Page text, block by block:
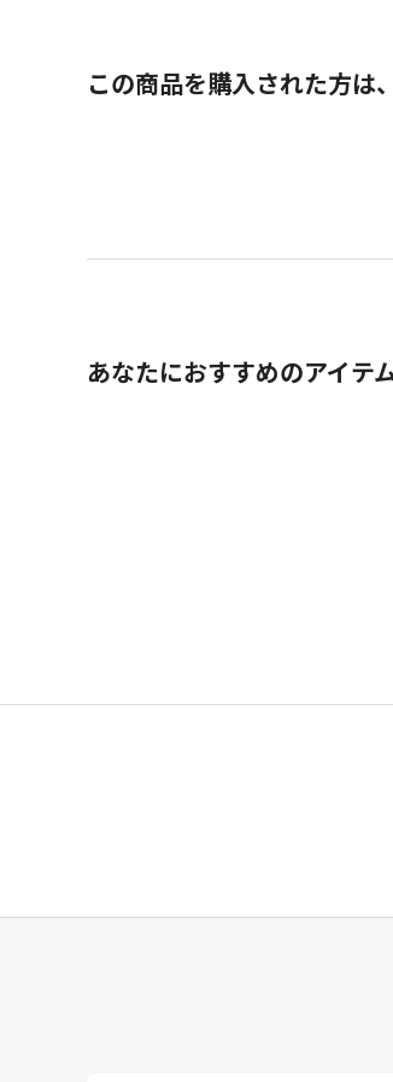
この商品を購入された方は
あなたにおすすめのアイテ